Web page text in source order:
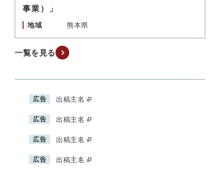
事業）」
地域 熊本県
一覧を見る
広告 出稿主名
広告 出稿主名
広告 出稿主名
広告 出稿主名